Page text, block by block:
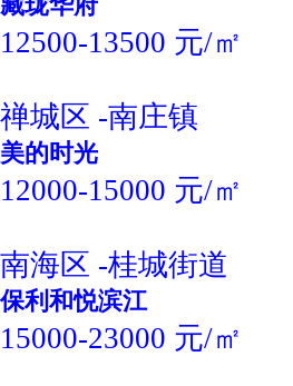
12500-13500 元/㎡
禅城区 -南庄镇
美的时光
12000-15000 元/㎡
南海区 -桂城街道
保利和悦滨江
15000-23000 元/㎡